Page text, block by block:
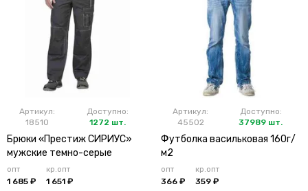
Артикул:
18510
Доступно:
1272 шт.
Брюки «Престиж СИРИУС»
мужские темно-серые
опт
1 685 ₽
кр.опт
1 651 ₽
Артикул:
45502
Доступно:
37989 шт.
Футболка васильковая 160г/
м2
опт
366 ₽
кр.опт
359 ₽